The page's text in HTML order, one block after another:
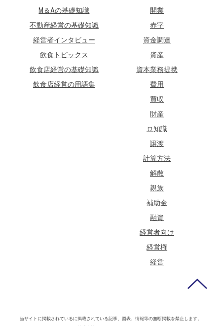
M＆Aの基礎知識
不動産経営の基礎知識
経営者インタビュー
飲食トピックス
飲食店経営の基礎知識
飲食店経営の用語集
開業
赤字
資金調達
資産
資本業務提携
費用
買収
財産
豆知識
譲渡
計算方法
解散
親族
補助金
融資
経営者向け
経営権
経営
当サイトに掲載されているに掲載されている記事、図表、情報等の無断掲載を禁止します。